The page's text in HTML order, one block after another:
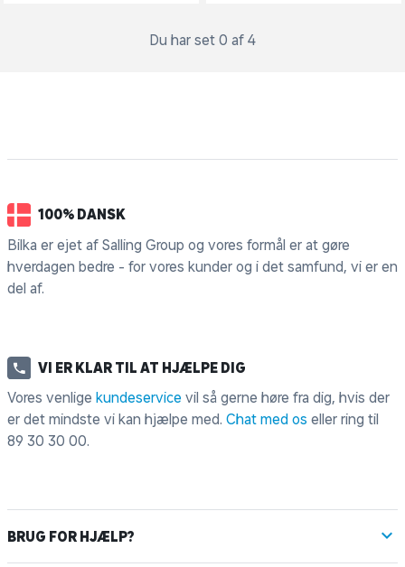
Du har set 0 af 4
100% DANSK
Bilka er ejet af Salling Group og vores formål er at gøre
hverdagen bedre - for vores kunder og i det samfund, vi er en
del af.
VI ER KLAR TIL AT HJÆLPE DIG
Vores venlige kundeservice vil så gerne høre fra dig, hvis der
er det mindste vi kan hjælpe med. Chat med os eller ring til
89 30 30 00.
BRUG FOR HJÆLP?